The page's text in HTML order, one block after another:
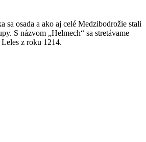
sa osada a ako aj celé Medzibodrožie stali
S názvom „Helmech“ sa stretávame
z roku 1214.